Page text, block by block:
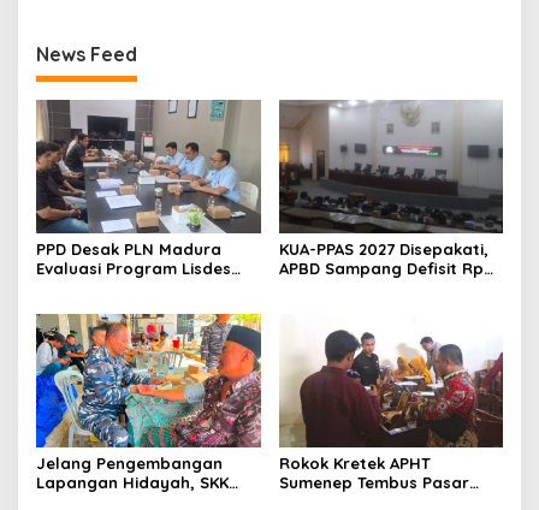
News Feed
PPD Desak PLN Madura
Evaluasi Program Lisdes
KUA-PPAS 2027 Disepakati,
APBD Sampang Defisit Rp
Jelang Pengembangan
Lapangan Hidayah, SKK
Rokok Kretek APHT
Sumenep Tembus Pasar